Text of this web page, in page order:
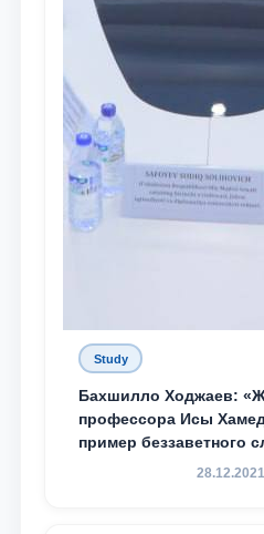
Study
Бахшилло Ходжаев:
профессора Исы
пример беззаветного
Родине и воспитанию
28.12.2021